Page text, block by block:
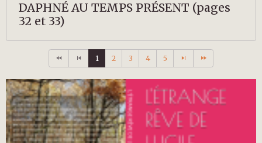
DAPHNÉ AU TEMPS PRÉSENT (pages
32 et 33)
1 2 3 4 5